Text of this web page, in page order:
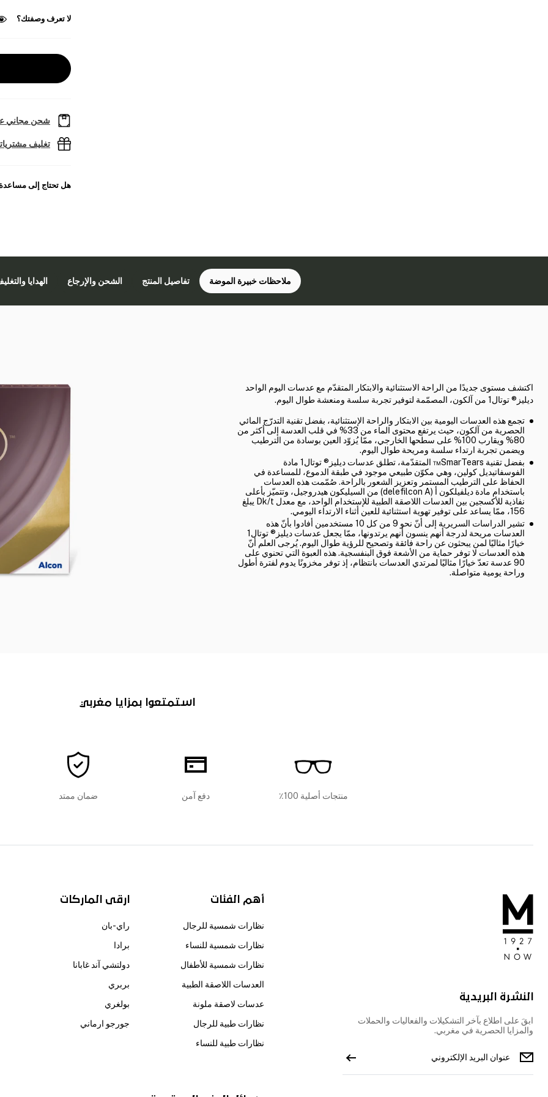
لا تعرف وصفتك؟
شحن مجاني
تغليف
هل تحتاج إلى
ملاحظات خبيرة الموضة تفاصيل المنتج الشحن والإرجاع الهدايا
اكتشف مستوى جديدًا من الراحة الاستثنائية والابتكار المتقدّم مع عدسات اليوم الواحد
ديليز® توتال1 من آلكون، المصمّمة لتوفير تجربة سلسة ومنعشة طوال اليوم.
تجمع هذه العدسات اليومية بين الابتكار والراحة الإستثنائية، بفضل تقنية التدرّج المائي
الحصرية من آلكون، حيث يرتفع محتوى الماء من 33% في قلب العدسة إلى أكثر من
80% ويقارب 100% على سطحها الخارجي، ممّا يُزوّد العين بوسادة من الترطيب
ويضمن تجربة ارتداء سلسة ومريحة طوال اليوم.
بفضل تقنية SmarTears™ المتقدّمة، تطلق عدسات ديليز® توتال1 مادة
الفوسفاتيديل كولين، وهي مكوّن طبيعي موجود في طبقة الدموع، للمساعدة في
الحفاظ على الترطيب المستمر وتعزيز الشعور بالراحة. صُمّمت هذه العدسات
باستخدام مادة ديلفيلكون أ (delefilcon A) من السيليكون هيدروجيل، وتتميّز بأعلى
نفاذية للأكسجين بين العدسات اللاصقة الطبية للإستخدام الواحد، مع معدل Dk/t يبلغ
156، ممّا يساعد على توفير تهوية استثنائية للعين أثناء الارتداء اليومي.
تشير الدراسات السريرية إلى أنّ نحو 9 من كل 10 مستخدمين أفادوا بأنّ هذه
العدسات مريحة لدرجة أنهم ينسون أنهم يرتدونها، ممّا يجعل عدسات ديليز® توتال1
خيارًا مثاليًا لمن يبحثون عن راحة فائقة وتصحيح للرؤية طوال اليوم. يُرجى العلم أنّ
هذه العدسات لا توفر حماية من الأشعة فوق البنفسجية. هذه العبوة التي تحنوي على
90 عدسة تعدّ خيارًا مثاليًا لمرتدي العدسات بانتظام، إذ توفر مخزونًا يدوم لفترة أطول
وراحة يومية متواصلة.
استمتعوا بمزايا مغربي
منتجات أصلية 100٪ دفع آمن ضمان ممتد
النشرة البريدية
ابقَ على اطلاع بآخر التشكيلات والفعاليات والحملات
والمزايا الحصرية في مغربي.
أهم الفئات
نظارات شمسية للرجال
نظارات شمسية للنساء
نظارات شمسية للأطفال
العدسات اللاصقة الطبية
عدسات لاصقة ملونة
نظارات طبية للرجال
نظارات طبية للنساء
ارقى الماركات
راي-بان
برادا
دولتشي آند غابانا
بربري
بولغري
جورجو ارماني